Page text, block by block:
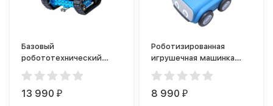
Базовый
робототехнический
набор Makeblock mBot
Ranger Robot Kit
(Bluetooth Version)
13 990₽
Роботизированная
игрушечная машинка
Sphero Indi (980-0529)
8 990₽